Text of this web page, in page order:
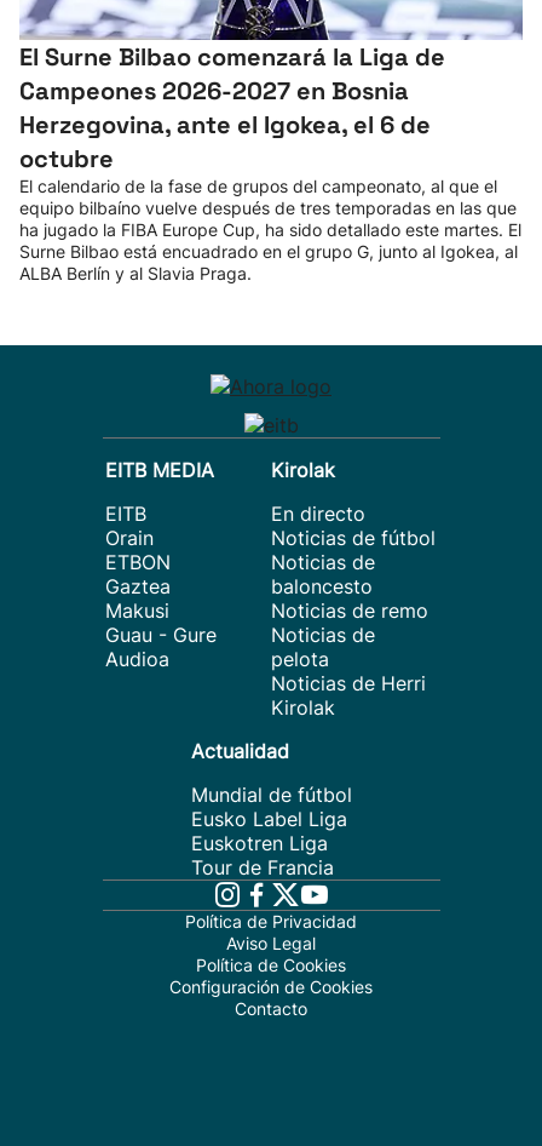
El Surne Bilbao comenzará la Liga de
Campeones 2026-2027 en Bosnia
Herzegovina, ante el Igokea, el 6 de
octubre
El calendario de la fase de grupos del campeonato, al que el
equipo bilbaíno vuelve después de tres temporadas en las que
ha jugado la FIBA Europe Cup, ha sido detallado este martes. El
Surne Bilbao está encuadrado en el grupo G, junto al Igokea, al
ALBA Berlín y al Slavia Praga.
EITB MEDIA
EITB
Orain
ETBON
Gaztea
Makusi
Guau - Gure
Audioa
Kirolak
En directo
Noticias de fútbol
Noticias de
baloncesto
Noticias de remo
Noticias de
pelota
Noticias de Herri
Kirolak
Actualidad
Mundial de fútbol
Eusko Label Liga
Euskotren Liga
Tour de Francia
Política de Privacidad
Aviso Legal
Política de Cookies
Configuración de Cookies
Contacto